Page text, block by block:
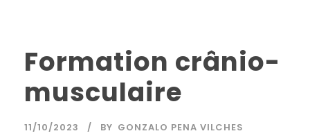
Formation crânio-
musculaire
11/10/2023 BY GONZALO PENA VILCHES